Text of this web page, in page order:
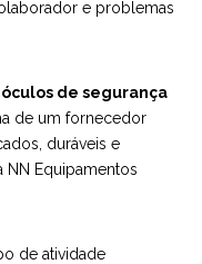
e problemas
de segurança
de um fornecedor
duráveis e
NN Equipamentos
de atividade